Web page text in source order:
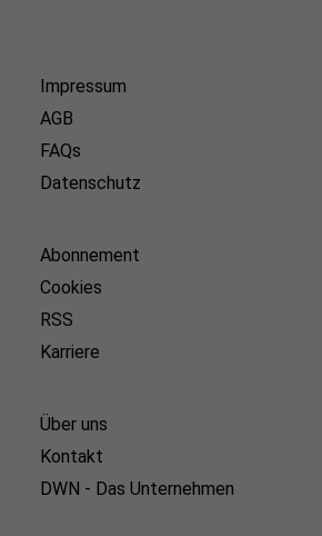
Impressum
AGB
FAQs
Datenschutz
Abonnement
Cookies
RSS
Karriere
Über uns
Kontakt
DWN - Das Unternehmen